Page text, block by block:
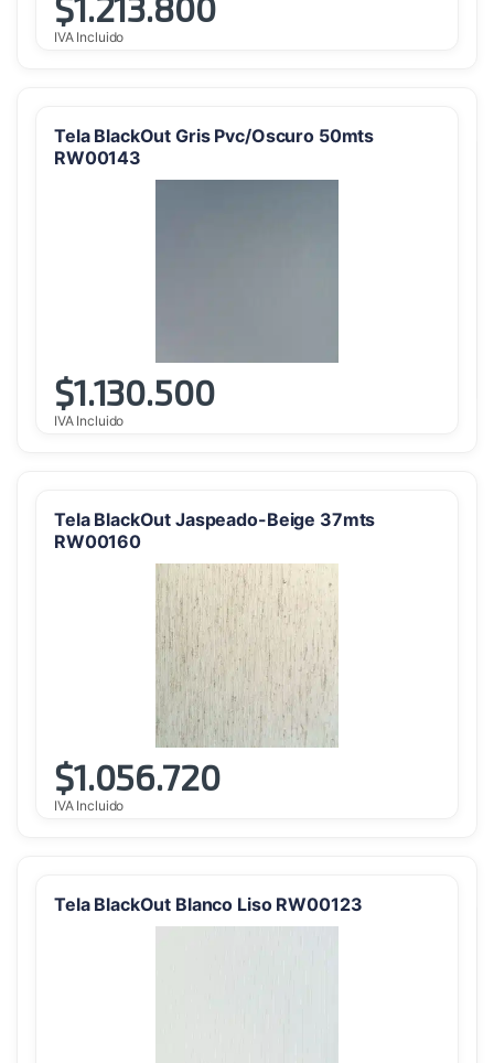
IVA Incluido
Tela BlackOut Gris Pvc/Oscuro 50mts
RW00143
$1.130.500
IVA Incluido
Tela BlackOut Jaspeado-Beige 37mts
RW00160
$1.056.720
IVA Incluido
Tela BlackOut Blanco Liso RW00123